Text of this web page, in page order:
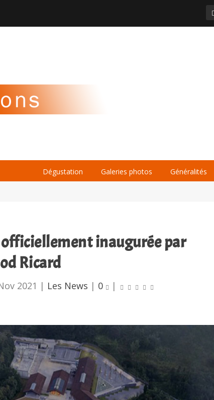
Dégustation Galeries photos Généralités
inaugurée par
Ricard
2021 | Les News | 0 |